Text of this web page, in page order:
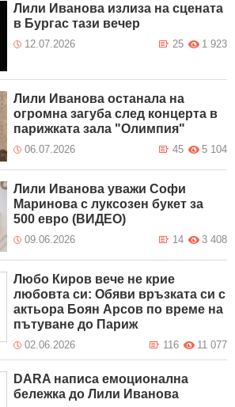
Лили Иванова излиза на сцената
в Бургас тази вечер
12.07.2026 1 923
25
Лили Иванова останала на
огромна загуба след концерта в
парижката зала "Олимпия"
06.07.2026 5 104
45
Лили Иванова уважи Софи
Маринова с луксозен букет за
500 евро (ВИДЕО)
09.06.2026 3 408
14
Любо Киров вече не крие
любовта си: Обяви връзката си с
актьора Боян Арсов по време на
пътуване до Париж
02.06.2026 11 077
116
DARA написа емоционална
бележка до Лили Иванова